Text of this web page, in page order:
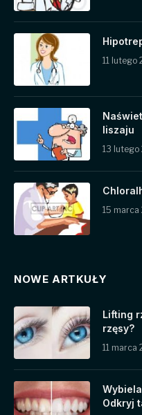
11 lutego
liszaju
13 lutego
15 marca
NOWE ARTKUŁY
Lifting
rzęsy?
11 marca
Odkryj